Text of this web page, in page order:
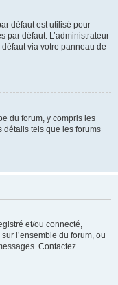
défaut est utilisé pour
par défaut. L’administrateur
via votre panneau de
du forum, y compris les
détails tels que les forums
et/ou connecté,
l’ensemble du forum, ou
Contactez